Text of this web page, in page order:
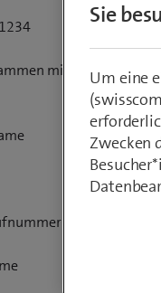
mit dem
passend zu
Sie
Um eine
Zwecken